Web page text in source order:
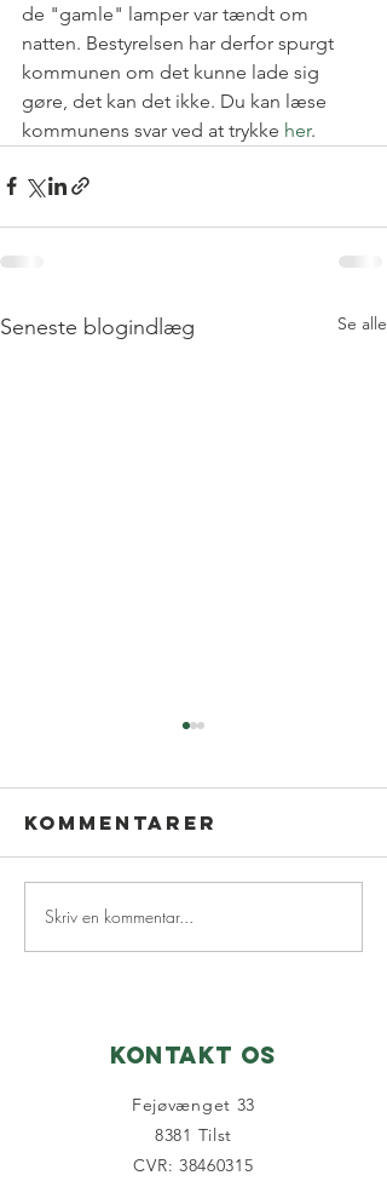
de "gamle" lamper var tændt om
natten. Bestyrelsen har derfor spurgt
kommunen om det kunne lade sig
gøre, det kan det ikke. Du kan læse
kommunens svar ved at trykke her.
Seneste blogindlæg Se alle
Nyhedsbrev
juni☀️
Kommentarer
Skriv en kommentar...
Kontakt os
Fejøvænget 33
8381 Tilst
CVR: 38460315